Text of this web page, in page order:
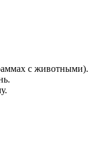
с животными).